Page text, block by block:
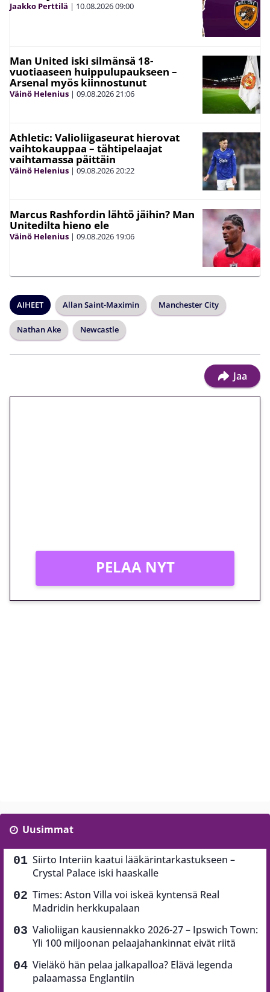
Jaakko Perttilä | 10.08.202609:00
Man United iski silmänsä 18-
vuotiaaseen huippulupaukseen –
Arsenal myös kiinnostunut
Väinö Helenius | 09.08.202621:06
Athletic: Valioliigaseurat hierovat
vaihtokauppaa – tähtipelaajat
vaihtamassa päittäin
Väinö Helenius | 09.08.202620:22
Marcus Rashfordin lähtö jäihin? Man
Unitedilta hieno ele
Väinö Helenius | 09.08.2026 19:06
AIHEET Allan Saint-Maximin Manchester City
Nathan Ake Newcastle
Jaa
PELAA NYT
Uusimmat
Siirto Interiin kaatui lääkärintarkastukseen –
Crystal Palace iski haaskalle
Times: Aston Villa voi iskeä kyntensä Real
Madridin herkkupalaan
Valioliigan kausiennakko 2026-27 – Ipswich Town:
Yli 100 miljoonan pelaajahankinnat eivät riitä
Vieläkö hän pelaa jalkapalloa? Elävä legenda
palaamassa Englantiin